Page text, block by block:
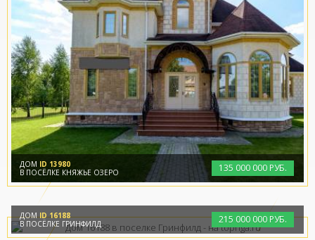
135 000 000 РУБ.
ДОМ ID 13980
В ПОСЁЛКЕ КНЯЖЬЕ ОЗЕРО
215 000 000 РУБ.
ДОМID 16188
В ПОСЁЛКЕ ГРИНФИЛД